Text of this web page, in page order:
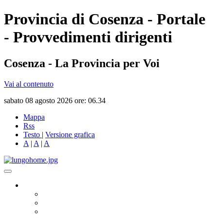
Provincia di Cosenza - Portale
- Provvedimenti dirigenti
Cosenza - La Provincia per Voi
Vai al contenuto
sabato 08 agosto 2026 ore: 06.34
Mappa
Rss
Testo | Versione grafica
A | A | A